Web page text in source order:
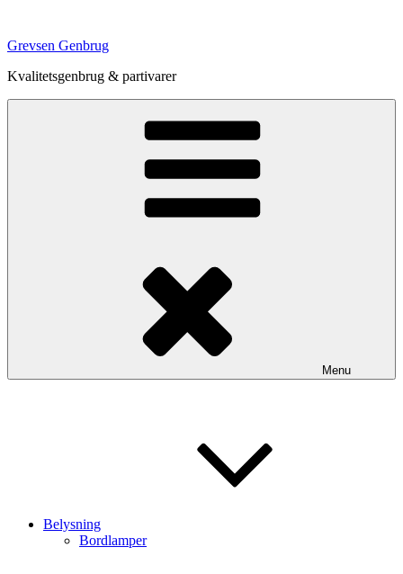
indhold
Grevsen Genbrug
Kvalitetsgenbrug & partivarer
Menu
Belysning
Bordlamper